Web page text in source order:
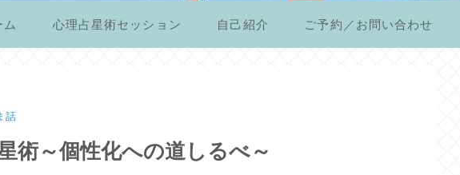
ム 心理占星術セッション 自己紹介 ご予約／お問い合わせ
話
術～個性化への道しるべ～